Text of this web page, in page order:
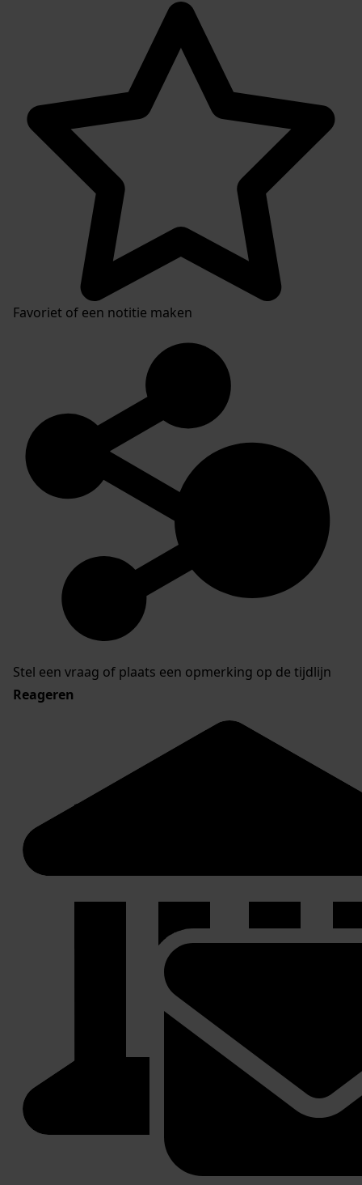
Favoriet of een notitie maken
Stel een vraag of plaats een opmerking op de tijdlijn
Reageren